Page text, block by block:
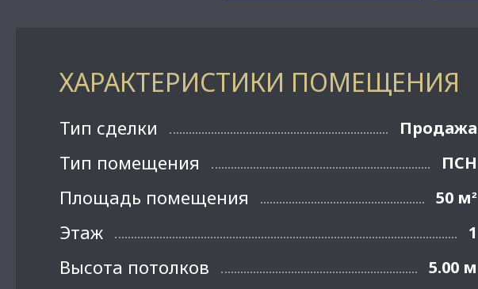
ХАРАКТЕРИСТИКИ ПОМЕЩЕНИЯ
Тип сделки Продажа
Тип помещения ПСН
Площадь помещения 50 м²
Этаж 1
Высота потолков 5.00 м